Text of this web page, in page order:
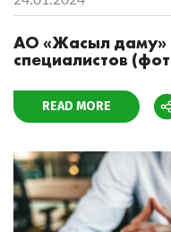
АО «Жасыл даму»
специалистов
READ MORE